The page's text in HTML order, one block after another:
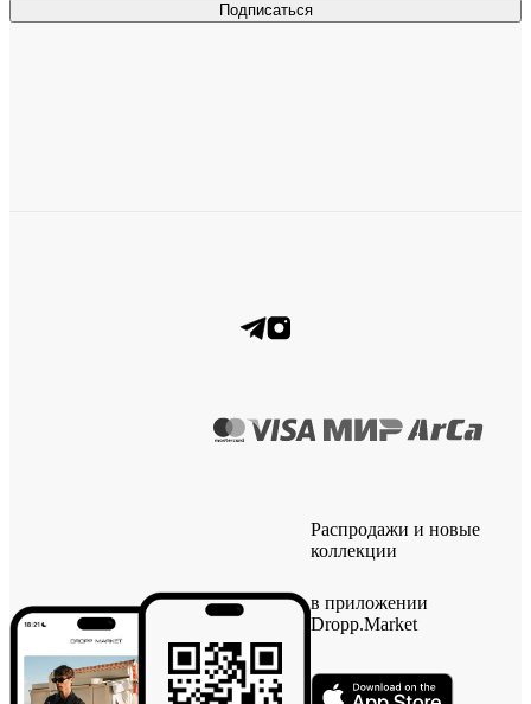
Подписаться
Распродажи и новые
коллекции
в приложении
Dropp.Market